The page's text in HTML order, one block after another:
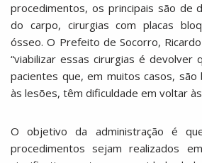
procedimentos, os principais são de
do carpo, cirurgias com placas
ósseo. O Prefeito de Socorro,
“viabilizar essas cirurgias é devolver
pacientes que, em muitos casos,
às lesões, têm dificuldade em voltar
O objetivo da administração é
procedimentos sejam realizados